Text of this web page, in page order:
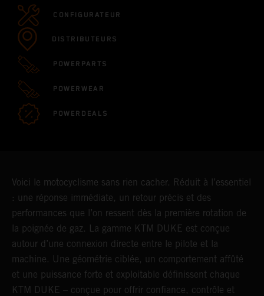
CONFIGURATEUR
DISTRIBUTEURS
POWERPARTS
POWERWEAR
POWERDEALS
Voici le motocyclisme sans rien cacher. Réduit à l’essentiel
: une réponse immédiate, un retour précis et des
performances que l’on ressent dès la première rotation de
la poignée de gaz. La gamme KTM DUKE est conçue
autour d’une connexion directe entre le pilote et la
machine. Une géométrie ciblée, un comportement affûté
et une puissance forte et exploitable définissent chaque
KTM DUKE – conçue pour offrir confiance, contrôle et